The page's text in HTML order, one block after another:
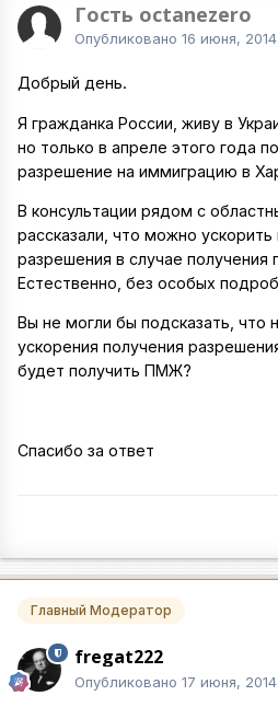
Гость octanezero
Опубликовано 16 июня, 2014
Добрый день.
Я гражданка России, живу в
но только в апреле этого года
разрешение на иммиграцию в
В консультации рядом с
рассказали, что можно
разрешения в случае
Естественно, без особых
Вы не могли бы подсказать, что
ускорения получения
будет получить ПМЖ?
Спасибо за ответ
Главный Модератор
fregat222
Опубликовано 17 июня, 2014